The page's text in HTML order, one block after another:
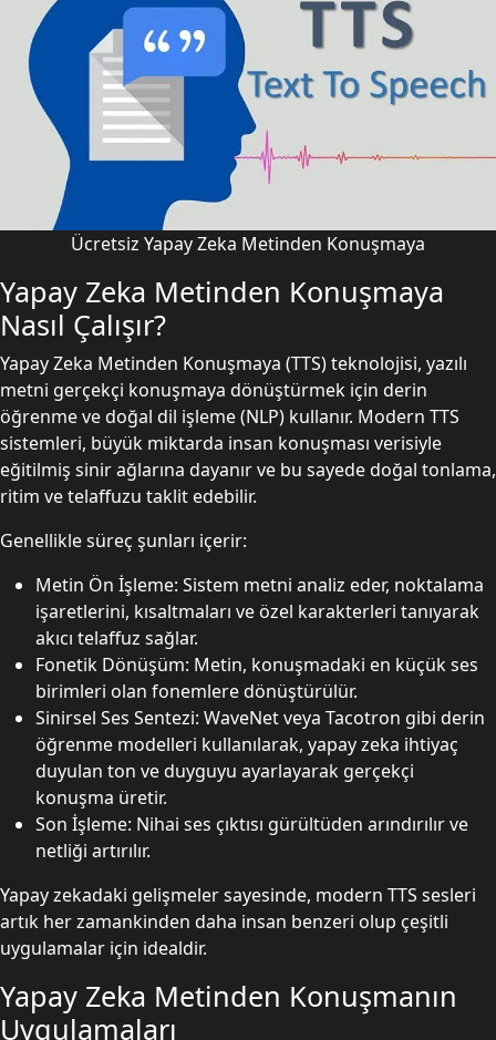
Ücretsiz Yapay Zeka Metinden Konuşmaya
Yapay Zeka Metinden Konuşmaya
Nasıl Çalışır?
Yapay Zeka Metinden Konuşmaya (TTS) teknolojisi, yazılı
metni gerçekçi konuşmaya dönüştürmek için derin
öğrenme ve doğal dil işleme (NLP) kullanır. Modern TTS
sistemleri, büyük miktarda insan konuşması verisiyle
eğitilmiş sinir ağlarına dayanır ve bu sayede doğal tonlama,
ritim ve telaffuzu taklit edebilir.
Genellikle süreç şunları içerir:
Metin Ön İşleme: Sistem metni analiz eder, noktalama
işaretlerini, kısaltmaları ve özel karakterleri tanıyarak
akıcı telaffuz sağlar.
Fonetik Dönüşüm: Metin, konuşmadaki en küçük ses
birimleri olan fonemlere dönüştürülür.
Sinirsel Ses Sentezi: WaveNet veya Tacotron gibi derin
öğrenme modelleri kullanılarak, yapay zeka ihtiyaç
duyulan ton ve duyguyu ayarlayarak gerçekçi
konuşma üretir.
Son İşleme: Nihai ses çıktısı gürültüden arındırılır ve
netliği artırılır.
Yapay zekadaki gelişmeler sayesinde, modern TTS sesleri
artık her zamankinden daha insan benzeri olup çeşitli
uygulamalar için idealdir.
Yapay Zeka Metinden Konuşmanın
Uygulamaları